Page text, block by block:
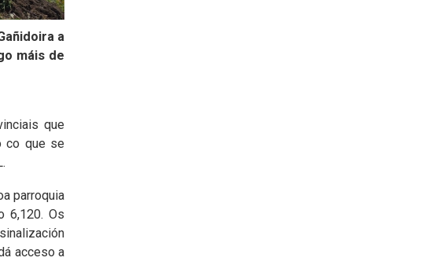
a
máis de
que
co que se
parroquia
6,120. Os
acceso a